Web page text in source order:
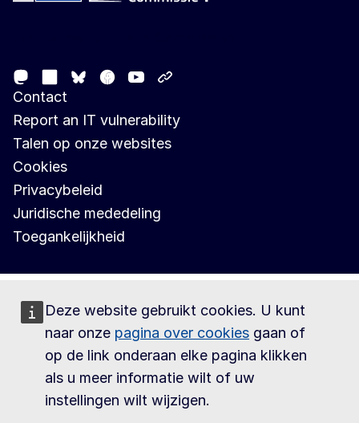
Deze website gebruikt cookies. U kunt
naar onze pagina over cookies gaan of
op de link onderaan elke pagina klikken
als u meer informatie wilt of uw
instellingen wilt wijzigen.
MastodonLinkedIn
Bluesky
Facebook
Youtube
Contact
Report an IT vulnerability
Talen op onze websites
Cookies
Privacybeleid
Juridische mededeling
Toegankelijkheid